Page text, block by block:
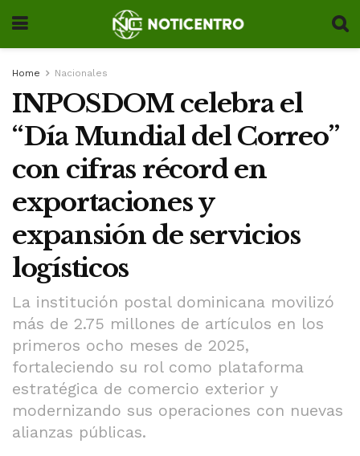
Home Nacionales
INPOSDOM celebra el
“Día Mundial del Correo”
con cifras récord en
exportaciones y
expansión de servicios
logísticos
La institución postal dominicana movilizó
más de 2.75 millones de artículos en los
primeros ocho meses de 2025,
fortaleciendo su rol como plataforma
estratégica de comercio exterior y
modernizando sus operaciones con nuevas
alianzas públicas.